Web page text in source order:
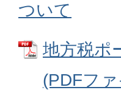
ついて
地方税ポ
(PDFフ